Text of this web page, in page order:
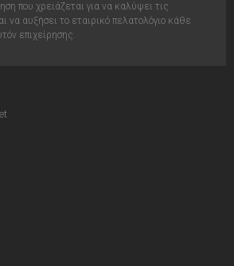
που χρειάζεται για να καλύψει τις
να αυξήσει το εταιρικό πελατολόγιο κάθε
επιχείρησης.